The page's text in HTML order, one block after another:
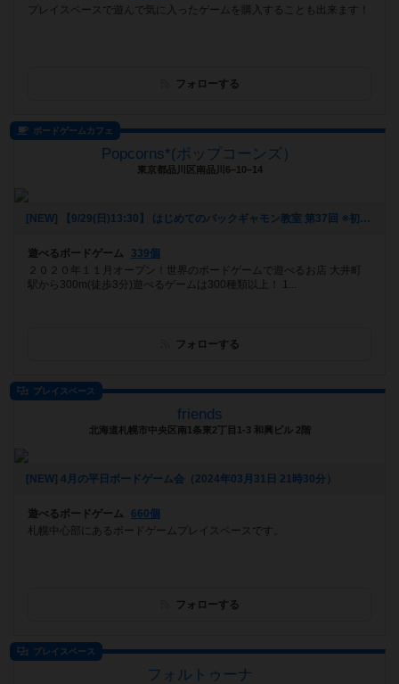
プレイスペースで遊んで気に入ったゲームを購入することも出来ます！
フォローする
ボードゲームカフェ
Popcorns*(ポップコーンズ）
東京都品川区南品川6−10−14
[NEW] 【9/29(日)13:30】 はじめてのバックギャモン教室 第37回 ※初心者・おひとり様大歓迎！！ （2024年08月24日 21時44分）
遊べるボードゲーム
339個
２０２０年１１月オープン！世界のボードゲームで遊べるお店 大井町
駅から300m(徒歩3分) ​遊べるゲームは300種類以上！ 1...
フォローする
プレイスペース
friends
北海道札幌市中央区南1条東2丁目1-3 和興ビル 2階
[NEW] 4月の平日ボードゲーム会（2024年03月31日 21時30分）
遊べるボードゲーム
660個
札幌中心部にあるボードゲームプレイスペースです。
フォローする
プレイスペース
フォルトゥーナ